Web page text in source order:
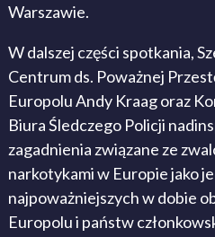
Warszawie.
W dalszej części spotkania,
Centrum ds. Poważnej
Europolu Andy Kraag oraz
Biura Śledczego Policji
zagadnienia związane ze
narkotykami w Europie jako
najpoważniejszych w dobie
Europolu i państw